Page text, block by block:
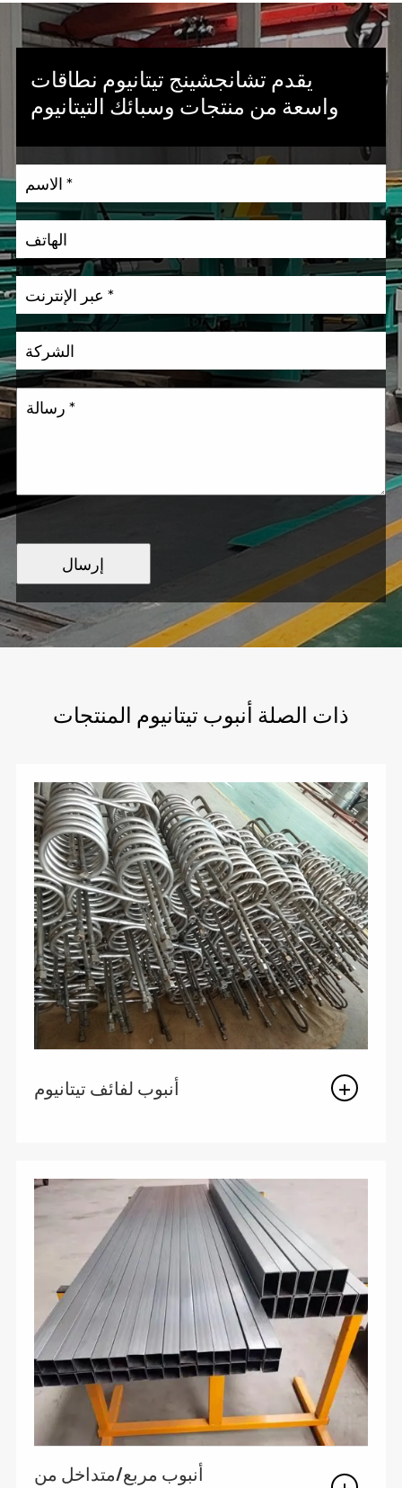
يقدم تشانجشينج تيتانيوم نطاقات
واسعة من منتجات وسبائك التيتانيوم
إرسال
ذات الصلة أنبوب تيتانيوم المنتجات
أنبوب لفائف تيتانيوم
أنبوب مربع/متداخل من